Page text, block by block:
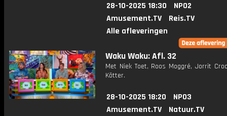
28-10-2025 18:30
NPO2
Amusement.TV
Reis.TV
Alle afleveringen
Waku Waku: Afl. 32
Met Niek Toet, Roos Moggré, Jorrit
Kötter.
28-10-2025 18:20
NPO3
Amusement.TV
Natuur.TV